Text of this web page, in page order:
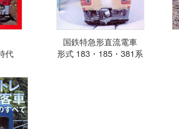
代
国鉄特急形直流電車
形式 183・185・381系